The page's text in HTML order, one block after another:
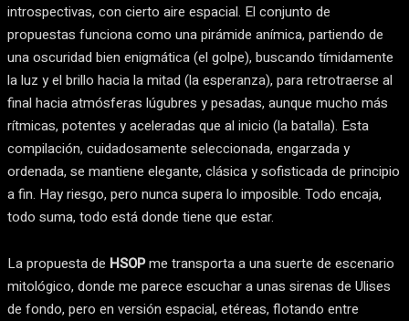
introspectivas, con cierto aire espacial. El conjunto de
propuestas funciona como una pirámide anímica, partiendo de
una oscuridad bien enigmática (el golpe), buscando tímidamente
la luz y el brillo hacia la mitad (la esperanza), para retrotraerse al
final hacia atmósferas lúgubres y pesadas, aunque mucho más
rítmicas, potentes y aceleradas que al inicio (la batalla). Esta
compilación, cuidadosamente seleccionada, engarzada y
ordenada, se mantiene elegante, clásica y sofisticada de principio
a fin. Hay riesgo, pero nunca supera lo imposible. Todo encaja,
todo suma, todo está donde tiene que estar.
La propuesta de HSOPme transporta a una suerte de escenario
mitológico, donde me parece escuchar a unas sirenas de Ulises
de fondo, pero en versión espacial, etéreas, flotando entre